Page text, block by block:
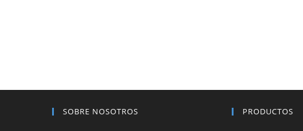
SOBRE NOSOTROS PRODUCTOS